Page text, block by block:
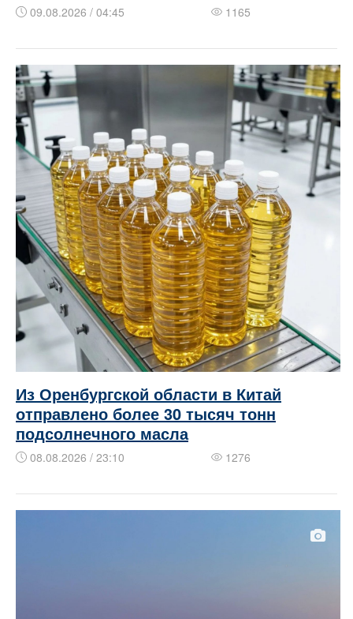
09.08.2026 / 04:45 1165
Из Оренбургской области в Китай
отправлено более 30 тысяч тонн
подсолнечного масла
08.08.2026 / 23:10 1276